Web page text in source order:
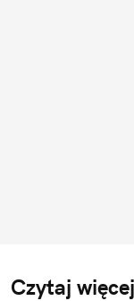
Czytaj więcej